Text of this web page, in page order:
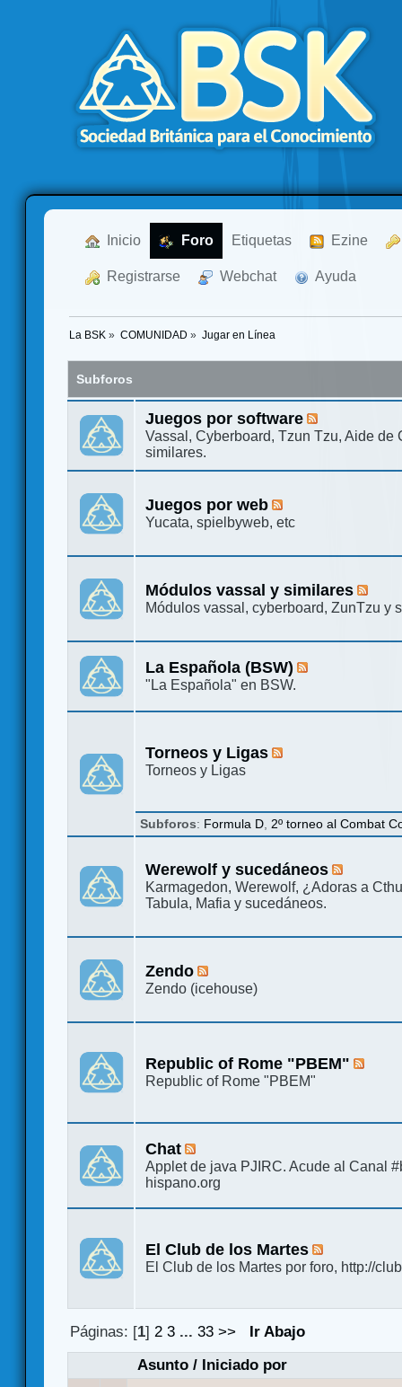
Inicio Foro Etiquetas Ezine
Registrarse Webchat Ayuda
La BSK » COMUNIDAD » Jugar en Línea
Subforos
Juegos por software
Vassal, Cyberboard, Tzun Tzu, Aide de
similares.
Juegos por web
Yucata, spielbyweb, etc
Módulos vassal y similares
Módulos vassal, cyberboard, ZunTzu y
La Española (BSW)
"La Española" en BSW.
Torneos y Ligas
Torneos y Ligas
Subforos: Formula D 2º torneo al Combat
Werewolf y sucedáneos
Karmagedon, Werewolf, ¿Adoras a
Tabula, Mafia y sucedáneos.
Zendo
Zendo (icehouse)
Republic of Rome "PBEM"
Republic of Rome "PBEM"
Chat
Applet de java PJIRC. Acude al Canal
hispano.org
El Club de los Martes
El Club de los Martes por foro, http://
Páginas: [1]2 3 ...33 >>
Ir Abajo
Asunto/ Iniciado por